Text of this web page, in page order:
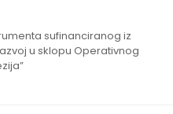
sufinanciranog iz
u sklopu Operativnog